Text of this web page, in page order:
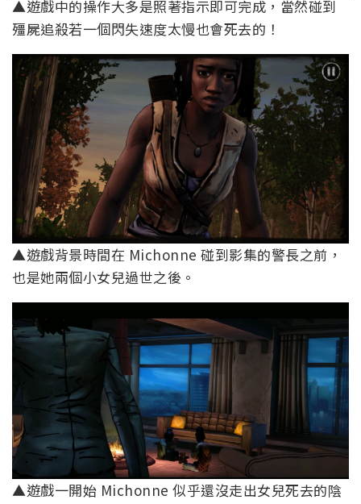
▲遊戲中的操作大多是照著指示即可完成，當然碰到
殭屍追殺若一個閃失速度太慢也會死去的！
▲遊戲背景時間在 Michonne 碰到影集的警長之前，
也是她兩個小女兒過世之後。
▲遊戲一開始 Michonne 似乎還沒走出女兒死去的陰